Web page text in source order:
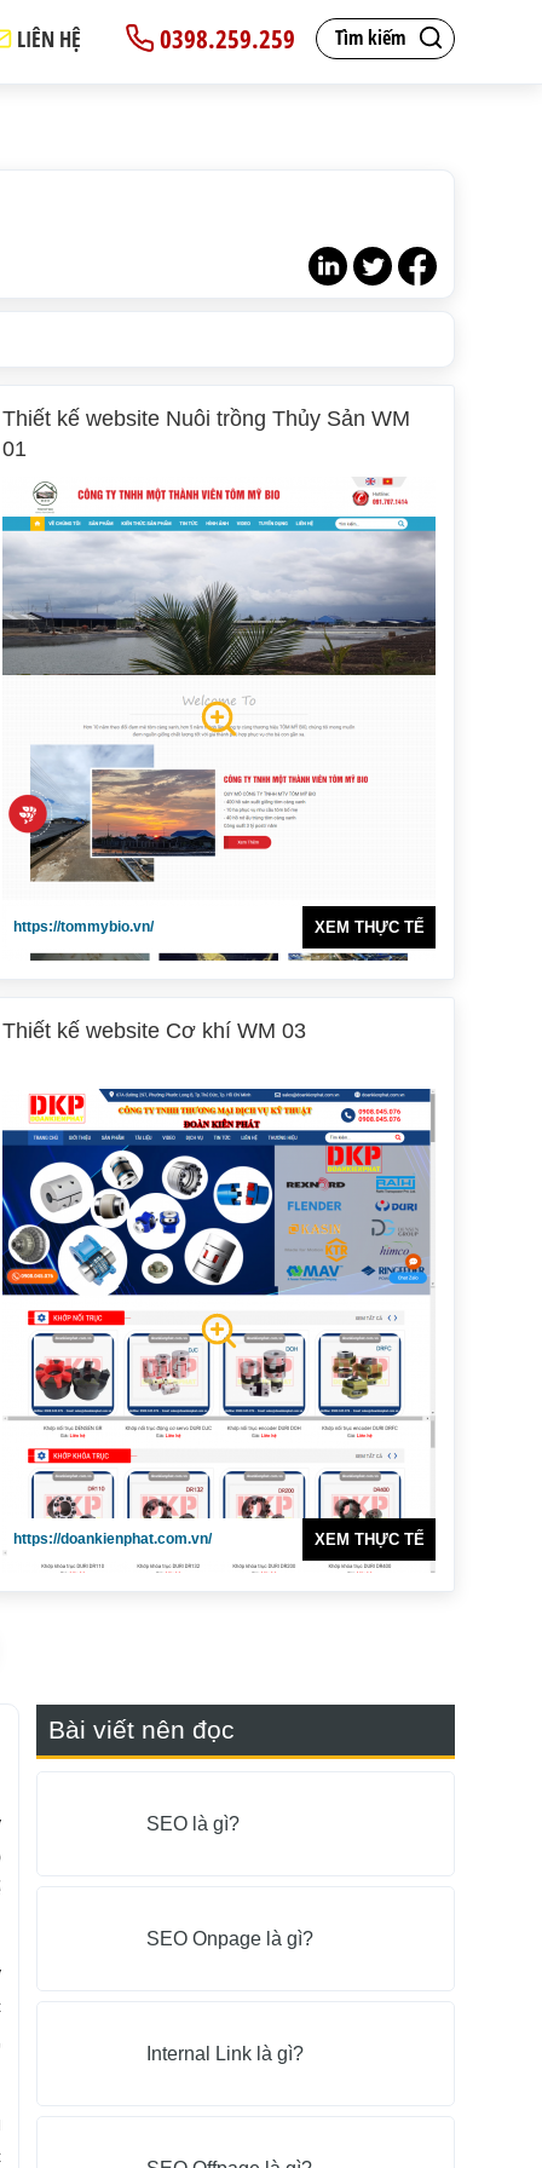
Tìm kiếm
0398.259.259
LIÊN HỆ
Thiết kế website Nuôi trồng Thủy Sản WM
01
https://tommybio.vn/ XEM THỰC TẾ
Thiết kế website Cơ khí WM 03
https://doankienphat.com.vn/ XEM THỰC TẾ
Bài viết nên đọc
SEO là gì?
SEO Onpage là gì?
Internal Link là gì?